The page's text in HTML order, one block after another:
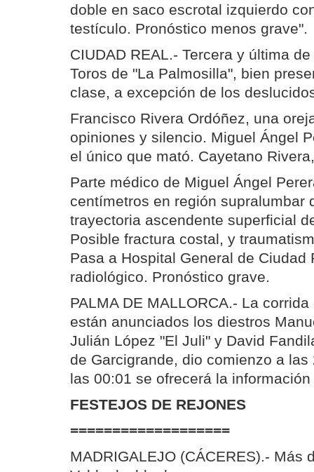
doble en saco escrotal izquierdo
testículo. Pronóstico menos grave".
CIUDAD REAL.- Tercera y última
Toros de "La Palmosilla", bien
clase, a excepción de los
Francisco Rivera Ordóñez, una
opiniones y silencio. Miguel Ángel
el único que mató. Cayetano
Parte médico de Miguel Ángel
centímetros en región supralumbar
trayectoria ascendente superficial
Posible fractura costal, y
Pasa a Hospital General de Ciudad
radiológico. Pronóstico grave.
PALMA DE MALLORCA.- La
están anunciados los diestros
Julián López "El Juli" y David
de Garcigrande, dio comienzo a
las 00:01 se ofrecerá la
FESTEJOS DE REJONES
===================
MADRIGALEJO (CÁCERES).- Más